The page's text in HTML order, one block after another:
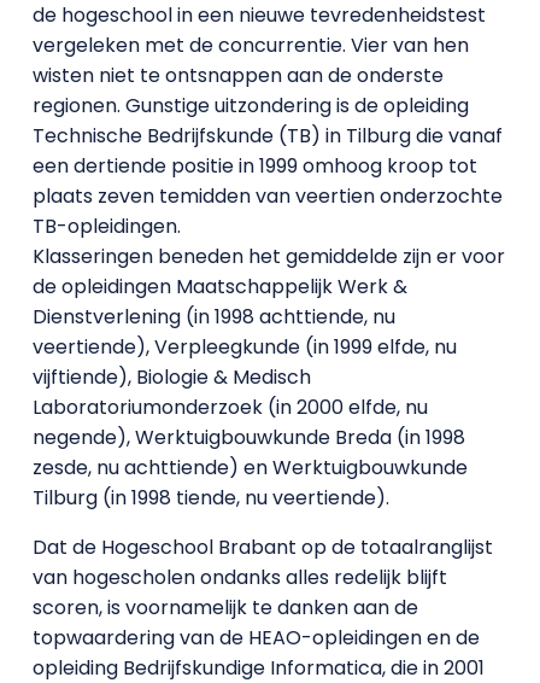
de hogeschool in een nieuwe tevredenheidstest
vergeleken met de concurrentie. Vier van hen
wisten niet te ontsnappen aan de onderste
regionen. Gunstige uitzondering is de opleiding
Technische Bedrijfskunde (TB) in Tilburg die vanaf
een dertiende positie in 1999 omhoog kroop tot
plaats zeven temidden van veertien onderzochte
TB-opleidingen.
Klasseringen beneden het gemiddelde zijn er voor
de opleidingen Maatschappelijk Werk &
Dienstverlening (in 1998 achttiende, nu
veertiende), Verpleegkunde (in 1999 elfde, nu
vijftiende), Biologie & Medisch
Laboratoriumonderzoek (in 2000 elfde, nu
negende), Werktuigbouwkunde Breda (in 1998
zesde, nu achttiende) en Werktuigbouwkunde
Tilburg (in 1998 tiende, nu veertiende).
Dat de Hogeschool Brabant op de totaalranglijst
van hogescholen ondanks alles redelijk blijft
scoren, is voornamelijk te danken aan de
topwaardering van de HEAO-opleidingen en de
opleiding Bedrijfskundige Informatica, die in 2001